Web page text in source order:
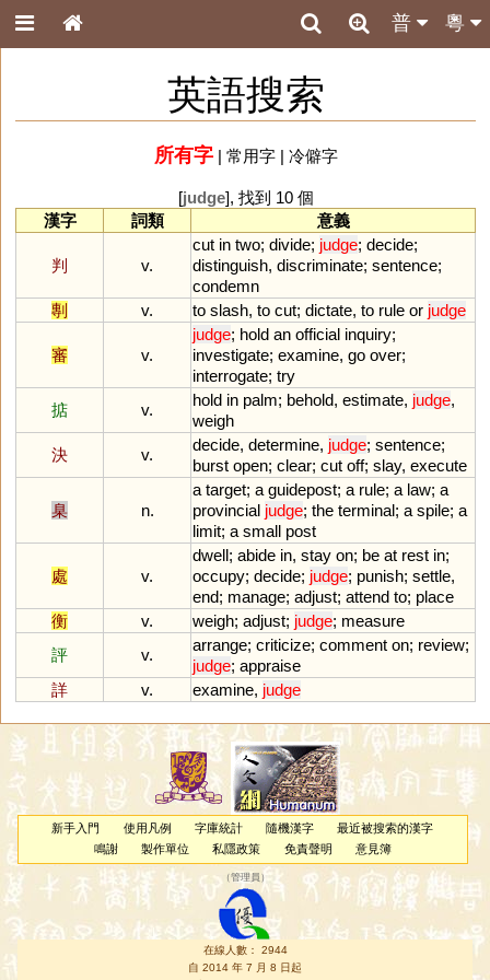
粵
普
英語搜索
所有字| 常用字| 冷僻字
[judge], 找到 10 個
漢字
詞類 意義
判 v.
cut in two; divide; judge; decide;
distinguish, discriminate; sentence;
condemn
剸
v. to slash, to cut; dictate, to rule or judge
審 v.
judge; hold an official inquiry;
investigate; examine, go over;
interrogate; try
掂
v.
hold in palm; behold, estimate, judge,
weigh
決
v.
decide, determine, judge; sentence;
burst open; clear; cut off; slay, execute
臬 n.
a target; a guidepost; a rule; a law; a
provincial judge; the terminal; a spile; a
limit; a small post
處 v.
dwell; abide in, stay on; be at rest in;
occupy; decide; judge; punish; settle,
end; manage; adjust; attend to; place
衡
v. weigh; adjust; judge; measure
評
v.
arrange; criticize; comment on; review;
judge; appraise
詳
v. examine, judge
新手入門 使用凡例 字庫統計 隨機漢字
最近被搜索的漢字
鳴謝
製作單位 私隱政策 免責聲明 意見簿
（管理員 ）
在線人數： 2944
自 2014 年 7 月 8 日起